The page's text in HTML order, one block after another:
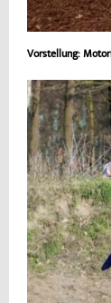
Vorstellung: